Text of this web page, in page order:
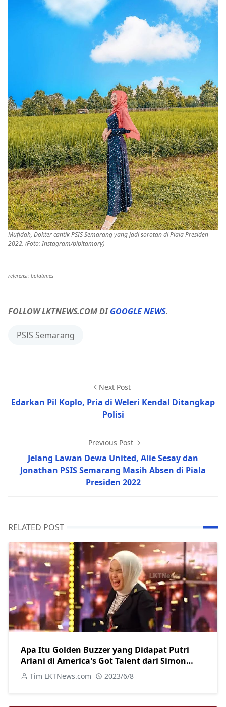
Mufidah, Dokter cantik PSIS Semarang yang jadi sorotan di Piala Presiden
2022. (Foto: Instagram/pipitamory)
referensi: bolatimes
FOLLOW LKTNEWS.COM DIGOOGLE NEWS.
PSIS Semarang
Next Post
Edarkan Pil Koplo, Pria di Weleri Kendal Ditangkap
Polisi
Previous Post
Jelang Lawan Dewa United, Alie Sesay dan
Jonathan PSIS Semarang Masih Absen di Piala
Presiden 2022
RELATED POST
Apa Itu Golden Buzzer yang Didapat Putri
Ariani di America's Got Talent dari Simon
Cowell?
Tim LKTNews.com 2023/6/8